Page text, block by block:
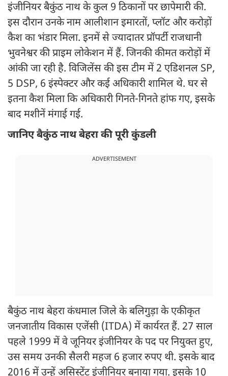
इंजीनियर बैकुंठ नाथ के कुल 9 ठिकानों पर छापेमारी की.
इस दौरान उनके नाम आलीशान इमारतों, प्लॉट और करोड़ों
कैश का भंडार मिला. इनमें से ज्यादातर प्रॉपर्टी राजधानी
भुवनेश्वर की प्राइम लोकेशन में हैं. जिनकी कीमत करोड़ों में
आंकी जा रही है. विजिलेंस की इस टीम में 2 एडिशनल SP,
5 DSP, 6 इंस्पेक्टर और कई अधिकारी शामिल थे. घर से
इतना कैश मिला कि अधिकारी गिनते-गिनते हांफ गए, इसके
बाद मशीनें मंगाई गई.
जानिए बैकुंठ नाथ बेहरा की पूरी कुंडली
ADVERTISEMENT
बैकुंठ नाथ बेहरा कंधमाल जिले के बलिगुड़ा के एकीकृत
जनजातीय विकास एजेंसी (ITDA) में कार्यरत हैं. 27 साल
पहले 1999 में वे जूनियर इंजीनियर के पद पर नियुक्त हुए,
उस समय उनकी सैलरी महज 6 हजार रुपए थी. इसके बाद
2016 में उन्हें असिस्टेंट इंजीनियर बनाया गया. इसके 10